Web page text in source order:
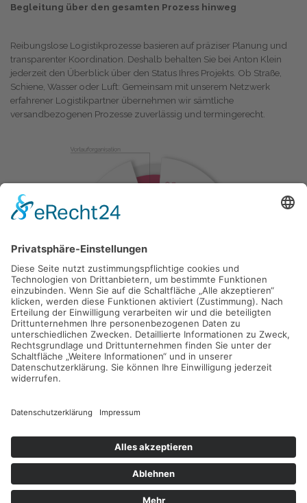
Begleitung über den gesamten Prozess hinweg
Reibungslose Logistikprozesse basieren auf präziser Planung und
transparenter Koordination. Deshalb behalten Sie bei Anton Klein
jederzeit den Überblick über den Status Ihres Projekts. Ob Straße,
Schiene, Wasser oder Luft: Gemeinsam mit unserem Netzwerk
erfahrener Logistikpartner übernehmen wir sämtliche
versandbezogenen Prozesse zuverlässig und termingerecht.
Individuelle Logistiklösungen für
komplexe Projekte